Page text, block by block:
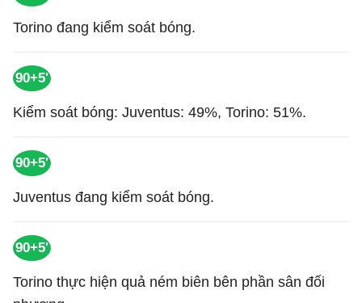
Torino đang kiểm soát bóng.
90+5'
Kiểm soát bóng: Juventus: 49%, Torino: 51%.
90+5'
Juventus đang kiểm soát bóng.
90+5'
Torino thực hiện quả ném biên bên phần sân đối